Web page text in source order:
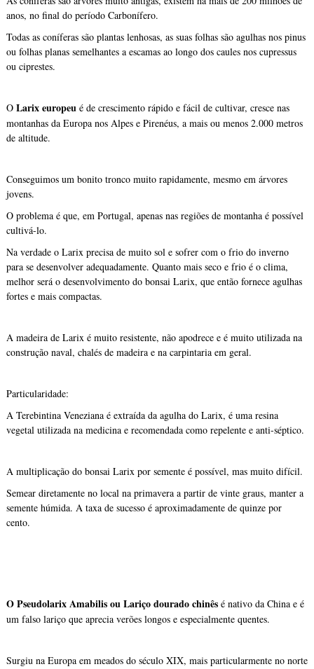
anos, no final do período Carbonífero.
Todas as coníferas são plantas lenhosas, as suas folhas são agulhas nos pinus
ou folhas planas semelhantes a escamas ao longo dos caules nos cupressus
ou ciprestes.
O Larix europeu é de crescimento rápido e fácil de cultivar, cresce nas
montanhas da Europa nos Alpes e Pirenéus, a mais ou menos 2.000 metros
de altitude.
Conseguimos um bonito tronco muito rapidamente, mesmo em árvores
jovens.
O problema é que, em Portugal, apenas nas regiões de montanha é possível
cultivá-lo.
Na verdade o Larix precisa de muito sol e sofrer com o frio do inverno
para se desenvolver adequadamente. Quanto mais seco e frio é o clima,
melhor será o desenvolvimento do bonsai Larix, que então fornece agulhas
fortes e mais compactas.
A madeira de Larix é muito resistente, não apodrece e é muito utilizada na
construção naval, chalés de madeira e na carpintaria em geral.
Particularidade:
A Terebintina Veneziana é extraída da agulha do Larix, é uma resina
vegetal utilizada na medicina e recomendada como repelente e anti-séptico.
A multiplicação do bonsai Larix por semente é possível, mas muito difícil.
Semear diretamente no local na primavera a partir de vinte graus, manter a
semente húmida. A taxa de sucesso é aproximadamente de quinze por
cento.
O Pseudolarix Amabilis ou Lariço dourado chinês é nativo da China e é
um falso lariço que aprecia verões longos e especialmente quentes.
Surgiu na Europa em meados do século XIX, mais particularmente no norte